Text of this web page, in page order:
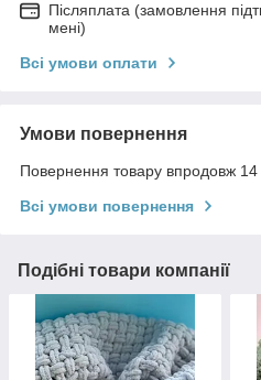
Післяплата (замовлення
мені)
Всі умови оплати
Умови повернення
Повернення товару впродовж 14
Всі умови повернення
Подібні товари компанії